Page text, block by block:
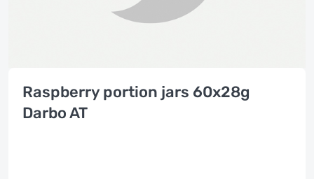
Raspberry portion jars 60x28g
Darbo AT